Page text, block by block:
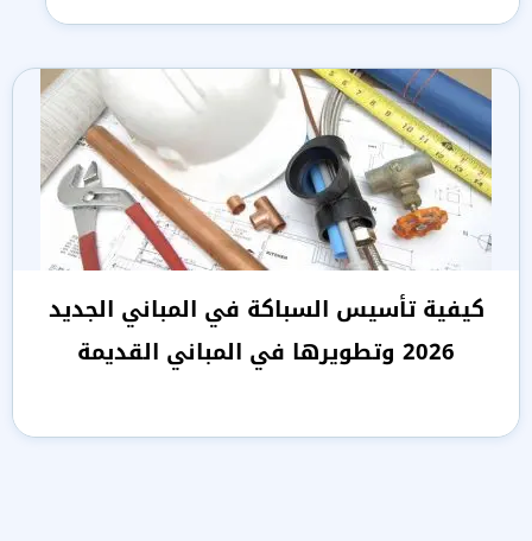
كيفية تأسيس السباكة في المباني الجديد
2026 وتطويرها في المباني القديمة